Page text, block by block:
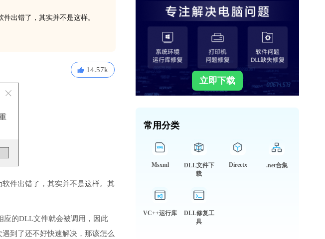
出错了，其实并不是这样。
14.57k
件出错了，其实并不是这样。其
应的DLL文件就会被调用，因此
到了还不好快速解决，那该怎么
立即下载
常用分类
Msxml
DLL文件下
载
Directx .net合集
VC++运行库
DLL修复工
具